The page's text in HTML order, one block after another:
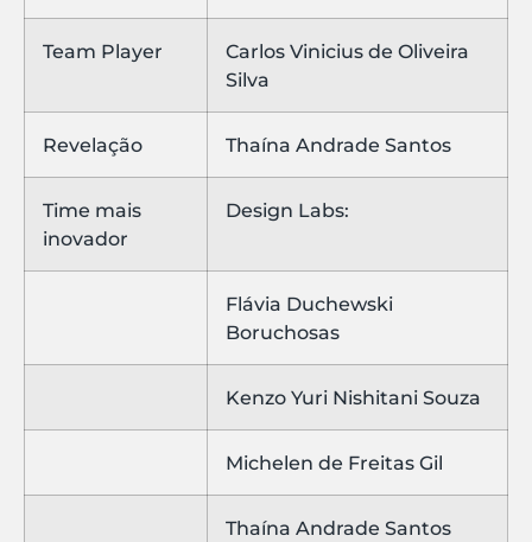
Team Player
Carlos Vinicius de Oliveira
Silva
Revelação Thaína Andrade Santos
Time mais
inovador
Design Labs:
Flávia Duchewski
Boruchosas
Kenzo Yuri Nishitani Souza
Michelen de Freitas Gil
Thaína Andrade Santos